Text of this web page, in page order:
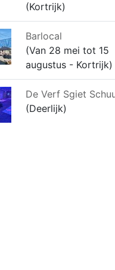
(Kortrijk)
Barlocal
(Van 28 mei tot 15
augustus - Kortrijk)
De Verf Sgiet
(Deerlijk)